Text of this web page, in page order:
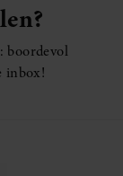
boordevol
inbox!